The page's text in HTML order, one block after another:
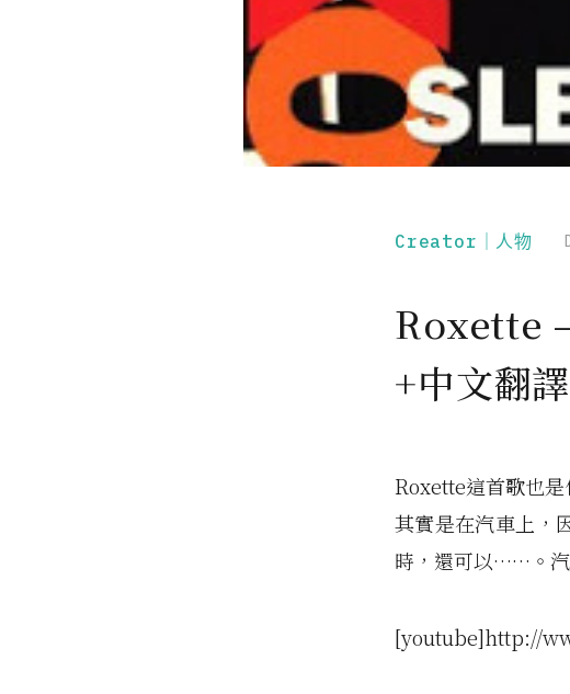
Creator｜人物
Roxette
+中文翻譯
Roxette這首歌也
其實是在汽車上，
時，還可以……。汽
[youtube]http://